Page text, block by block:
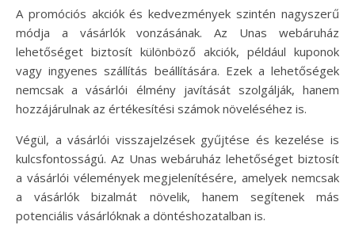
A promóciós akciók és kedvezmények szintén nagyszerű
módja a vásárlók vonzásának. Az Unas webáruház
lehetőséget biztosít különböző akciók, például kuponok
vagy ingyenes szállítás beállítására. Ezek a lehetőségek
nemcsak a vásárlói élmény javítását szolgálják, hanem
hozzájárulnak az értékesítési számok növeléséhez is.
Végül, a vásárlói visszajelzések gyűjtése és kezelése is
kulcsfontosságú. Az Unas webáruház lehetőséget biztosít
a vásárlói vélemények megjelenítésére, amelyek nemcsak
a vásárlók bizalmát növelik, hanem segítenek más
potenciális vásárlóknak a döntéshozatalban is.